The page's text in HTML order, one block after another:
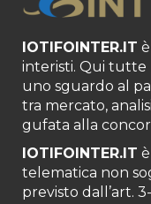
IOTIFOINTER.IT
interisti. Qui tutte
uno sguardo al
tra mercato,
gufata alla
IOTIFOINTER.IT
telematica non
previsto dall’art.